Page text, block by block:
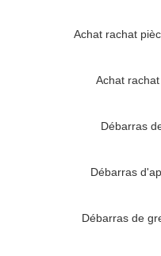
Achat rachat
Achat
Débarras
Débarras
Débarras de